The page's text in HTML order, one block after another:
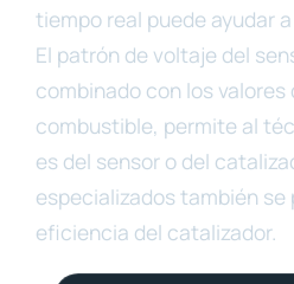
tiempo real puede ayudar
El patrón de voltaje del
combinado con los
combustible, permite al
es del sensor o del
especializados también
eficiencia del catalizador.